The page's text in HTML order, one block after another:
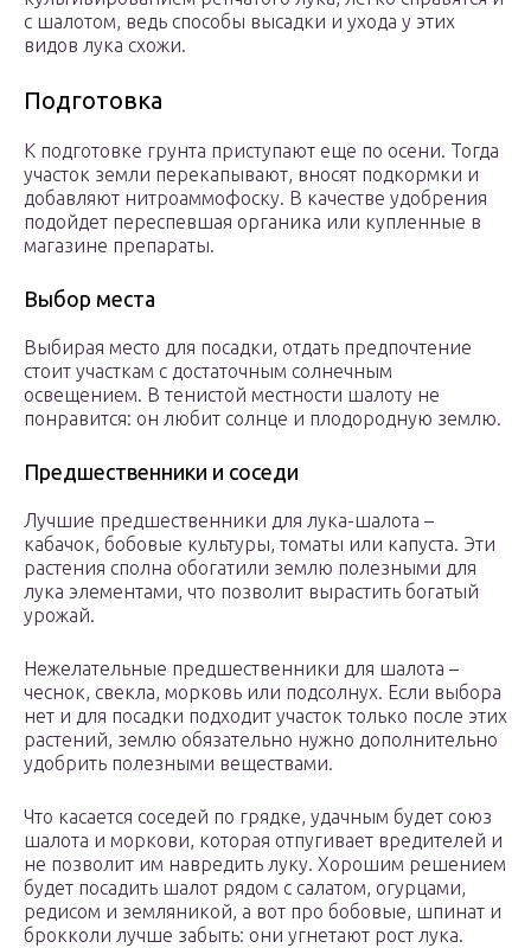
с шалотом, ведь способы высадки и ухода у этих
видов лука схожи.
Подготовка
К подготовке грунта приступают еще по осени. Тогда
участок земли перекапывают, вносят подкормки и
добавляют нитроаммофоску. В качестве удобрения
подойдет переспевшая органика или купленные в
магазине препараты.
Выбор места
Выбирая место для посадки, отдать предпочтение
стоит участкам с достаточным солнечным
освещением. В тенистой местности шалоту не
понравится: он любит солнце и плодородную землю.
Предшественники и соседи
Лучшие предшественники для лука-шалота –
кабачок, бобовые культуры, томаты или капуста. Эти
растения сполна обогатили землю полезными для
лука элементами, что позволит вырастить богатый
урожай.
Нежелательные предшественники для шалота –
чеснок, свекла, морковь или подсолнух. Если выбора
нет и для посадки подходит участок только после этих
растений, землю обязательно нужно дополнительно
удобрить полезными веществами.
Что касается соседей по грядке, удачным будет союз
шалота и моркови, которая отпугивает вредителей и
не позволит им навредить луку. Хорошим решением
будет посадить шалот рядом с салатом, огурцами,
редисом и земляникой, а вот про бобовые, шпинат и
брокколи лучше забыть: они угнетают рост лука.